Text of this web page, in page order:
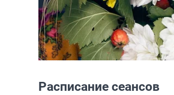
Расписание сеансов